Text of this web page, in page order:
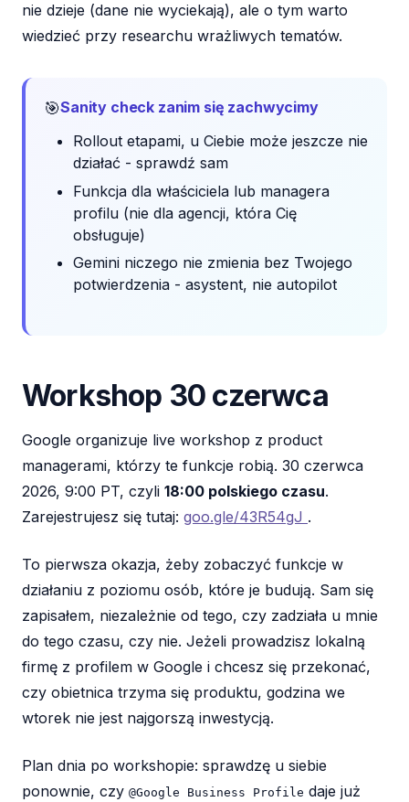
nie dzieje (dane nie wyciekają), ale o tym warto
wiedzieć przy researchu wrażliwych tematów.
🎯Sanity check zanim się zachwycimy
Rollout etapami, u Ciebie może jeszcze nie
działać - sprawdź sam
Funkcja dla właściciela lub managera
profilu (nie dla agencji, która Cię
obsługuje)
Gemini niczego nie zmienia bez Twojego
potwierdzenia - asystent, nie autopilot
Workshop 30 czerwca
Google organizuje live workshop z product
managerami, którzy te funkcje robią. 30 czerwca
2026, 9:00 PT, czyli 18:00 polskiego czasu.
Zarejestrujesz się tutaj: goo.gle/43R54gJ .
To pierwsza okazja, żeby zobaczyć funkcje w
działaniu z poziomu osób, które je budują. Sam się
zapisałem, niezależnie od tego, czy zadziała u mnie
do tego czasu, czy nie. Jeżeli prowadzisz lokalną
firmę z profilem w Google i chcesz się przekonać,
czy obietnica trzyma się produktu, godzina we
wtorek nie jest najgorszą inwestycją.
Plan dnia po workshopie: sprawdzę u siebie
ponownie, czy @Google Business Profile daje już